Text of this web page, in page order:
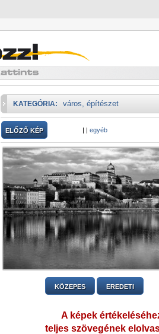
KATEGÓRIA: város, építészet
ELŐZŐ KÉP | | egyéb
KÖZEPES EREDETI
A képek
teljes szövegének